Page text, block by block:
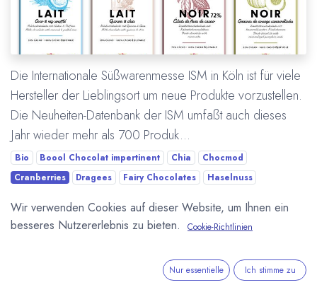
Die Internationale Süßwarenmesse ISM in Köln ist für viele
Hersteller der Lieblingsort um neue Produkte vorzustellen.
Die Neuheiten-Datenbank der ISM umfaßt auch dieses
Jahr wieder mehr als 700 Produk...
Bio Boool Chocolat impertinent Chia
Chocmod
Cranberries
Dragees Fairy Chocolates
Haselnuss
Neues Produkt
Schneemann
WAWI-Euro
Wir verwenden Cookies auf dieser Website, um Ihnen ein
besseres Nutzererlebnis zu bieten.
Cookie-Richtlinien
Nur essentielle Ich stimme zu